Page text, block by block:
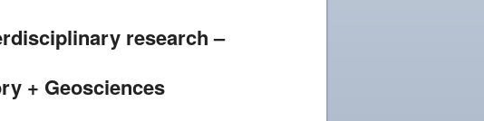
research –
+ Geosciences